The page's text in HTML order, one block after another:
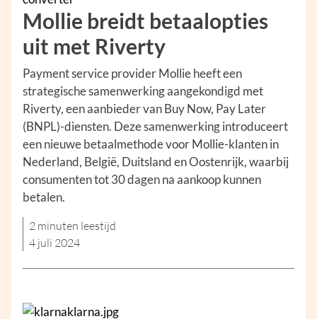
Mollie breidt betaalopties
uit met Riverty
Payment service provider Mollie heeft een
strategische samenwerking aangekondigd met
Riverty, een aanbieder van Buy Now, Pay Later
(BNPL)-diensten. Deze samenwerking introduceert
een nieuwe betaalmethode voor Mollie-klanten in
Nederland, België, Duitsland en Oostenrijk, waarbij
consumenten tot 30 dagen na aankoop kunnen
betalen.
2 minuten leestijd
4 juli 2024